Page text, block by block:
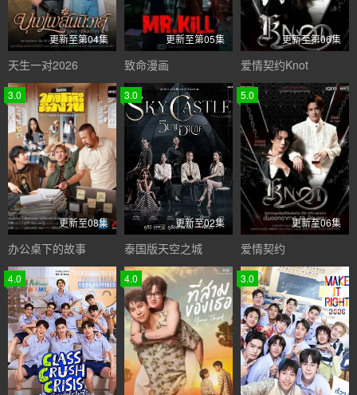
更新至第04集
天生一对2026
更新至第05集
致命漫画
更新至第06集
爱情契约Knot
3.0
更新至08集
办公桌下的故事
3.0
更新至02集
泰国版天空之城
5.0
更新至06集
爱情契约
4.0 4.0 3.0